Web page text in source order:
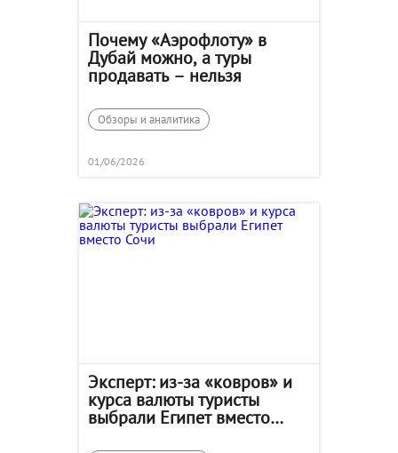
Почему «Аэрофлоту» в
Дубай можно, а туры
продавать – нельзя
Обзоры и аналитика
01/06/2026
Эксперт: из-за «ковров» и
курса валюты туристы
выбрали Египет вместо